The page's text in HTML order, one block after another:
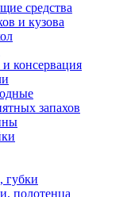
средства
и кузова
консервация
запахов
губки
полотенца